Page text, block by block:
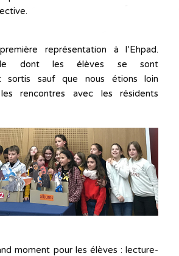
représentation à l’Ehpad.
dont les élèves se sont
sortis sauf que nous étions loin
rencontres avec les résidents
moment pour les élèves : lecture-